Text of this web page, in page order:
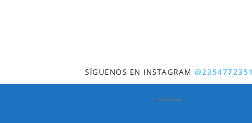
SÍGUENOS EN INSTAGRAM@2354772351
- Publicidad -